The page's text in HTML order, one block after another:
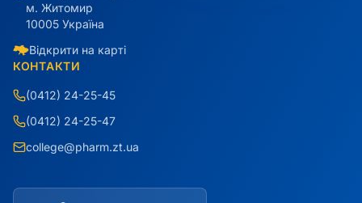
м. Житомир
10005 Україна
Відкрити на карті
КОНТАКТИ
(0412) 24-25-45
(0412) 24-25-47
college@pharm.zt.ua